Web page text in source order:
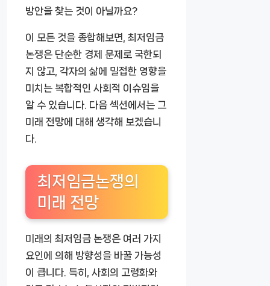
방안을 찾는 것이 아닐까요?
이 모든 것을 종합해보면, 최저임금
논쟁은 단순한 경제 문제로 국한되
지 않고, 각자의 삶에 밀접한 영향을
미치는 복합적인 사회적 이슈임을
알 수 있습니다. 다음 섹션에서는 그
미래 전망에 대해 생각해 보겠습니
다.
최저임금논쟁의
미래 전망
미래의 최저임금 논쟁은 여러 가지
요인에 의해 방향성을 바꿀 가능성
이 큽니다. 특히, 사회의 고령화와